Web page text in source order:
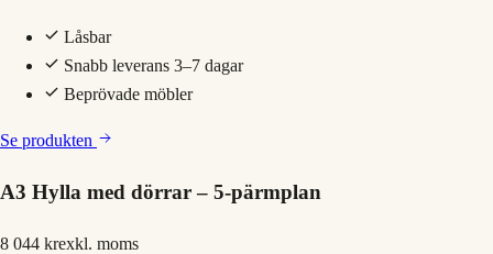
Låsbar
Snabb leverans 3–7 dagar
Beprövade möbler
Se produkten
A3 Hylla med dörrar – 5-pärmplan
8 044 krexkl. moms